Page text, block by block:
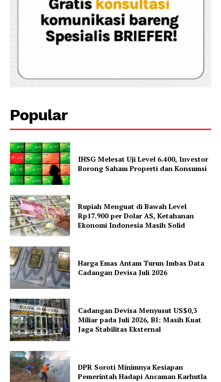
Popular
IHSG Melesat Uji Level 6.400, Investor
Borong Saham Properti dan Konsumsi
Rupiah Menguat di Bawah Level
Rp17.900 per Dolar AS, Ketahanan
Ekonomi Indonesia Masih Solid
Harga Emas Antam Turun Imbas Data
Cadangan Devisa Juli 2026
Cadangan Devisa Menyusut US$0,3
Miliar pada Juli 2026, BI: Masih Kuat
Jaga Stabilitas Eksternal
DPR Soroti Minimnya Kesiapan
Pemerintah Hadapi Ancaman Karhutla